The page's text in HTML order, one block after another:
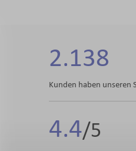
2.138
Kunden haben unseren
4.4